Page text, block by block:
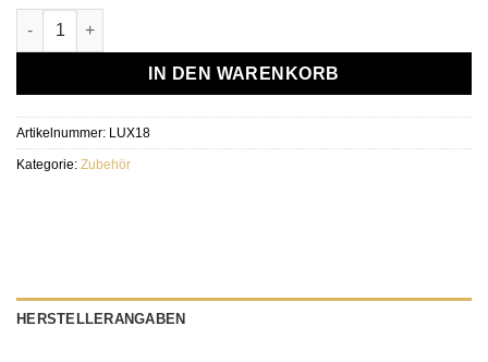
Beton-Haus mit Schornstein Menge
IN DEN WARENKORB
Artikelnummer: LUX18
Kategorie: Zubehör
HERSTELLERANGABEN